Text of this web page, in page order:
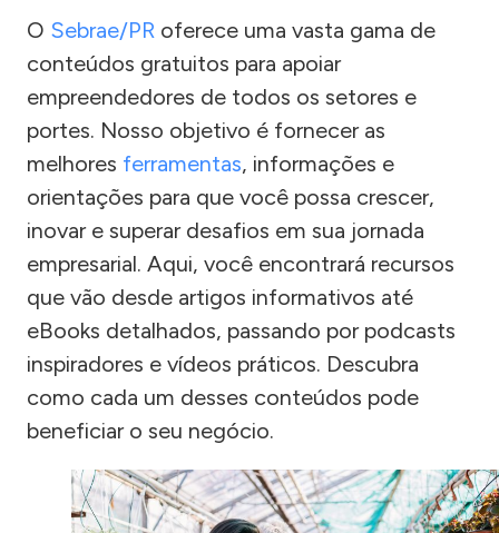
O Sebrae/PR oferece uma vasta gama de
conteúdos gratuitos para apoiar
empreendedores de todos os setores e
portes. Nosso objetivo é fornecer as
melhores ferramentas, informações e
orientações para que você possa crescer,
inovar e superar desafios em sua jornada
empresarial. Aqui, você encontrará recursos
que vão desde artigos informativos até
eBooks detalhados, passando por podcasts
inspiradores e vídeos práticos. Descubra
como cada um desses conteúdos pode
beneficiar o seu negócio.